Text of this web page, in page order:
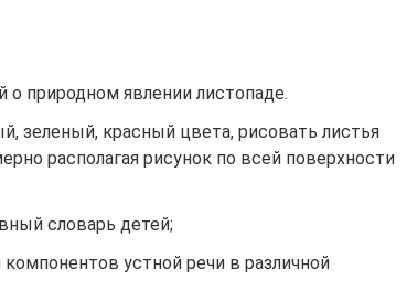
о природном явлении листопаде.
зеленый, красный цвета, рисовать листья
располагая рисунок по всей поверхности
словарь детей;
устной речи в различной